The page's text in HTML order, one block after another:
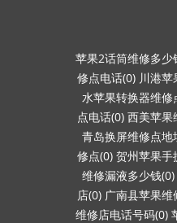
苹果2话筒维修多少
修点电话(0) 川港
水苹果转换器维修
点电话(0) 西美苹果
青岛换屏维修点地
修点(0) 贺州苹果手
维修漏液多少钱(0)
店(0) 广南县苹果维
维修店电话号码(0)